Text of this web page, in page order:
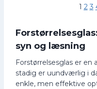
d
l
g
e
p
t
l
r
i
s
1 2 3
syn og læsning
Forstørrelsesglas er
stadig er uundværlig i
enkle, men effektive